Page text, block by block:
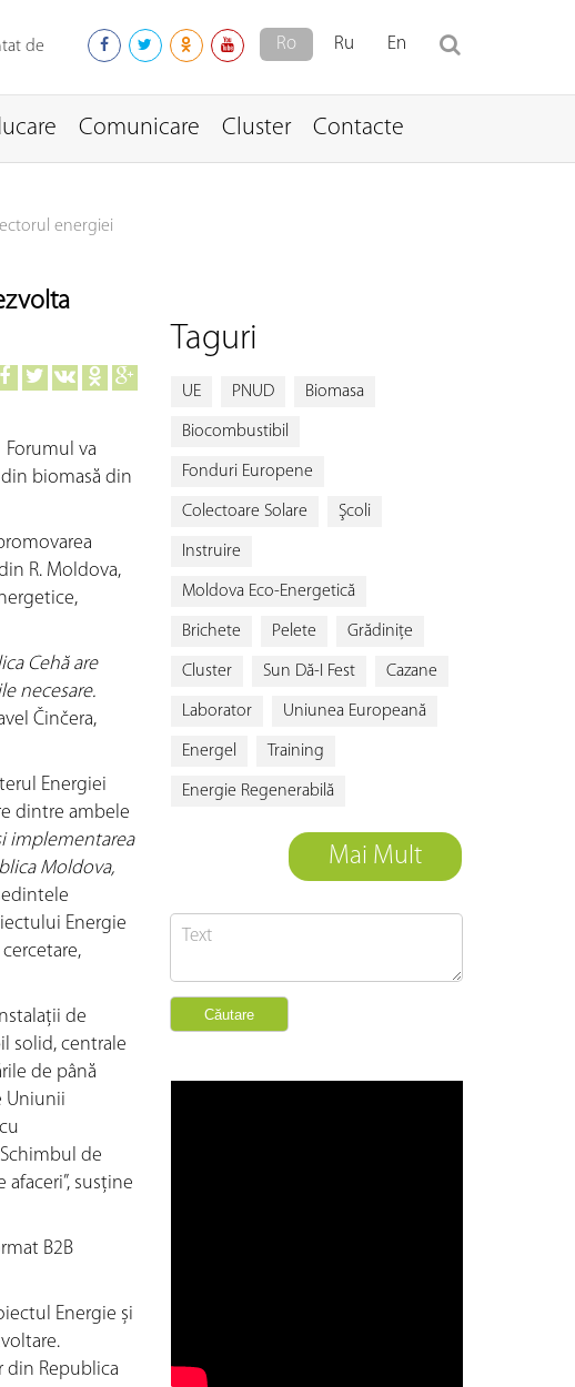
de
Ro Ru En
Comunicare Cluster Contacte
energiei
va
biomasă din
R. Moldova,
Cehă are
necesare.
Činčera,
Energiei
dintre ambele
implementarea
Moldova,
Energie
de
solid, centrale
de până
Uniunii
de
susţine
B2B
Energie și
din Republica
Taguri
UE PNUD Biomasa
Biocombustibil
Fonduri Europene
Colectoare Solare Şcoli
Instruire
Moldova Eco-Energetică
Brichete Pelete Grădiniţe
Cluster Sun Dă-I Fest Cazane
Laborator Uniunea Europeană
Energel Training
Energie Regenerabilă
Mai Mult